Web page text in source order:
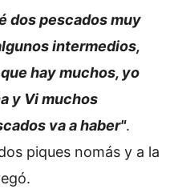
dos pescados muy
intermedios,
hay muchos, yo
y Vi muchos
va a haber".
piques nomás y a la